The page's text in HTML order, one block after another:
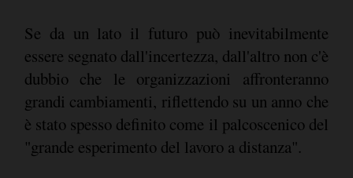
Se da un lato il futuro può inevitabilmente
essere segnato dall'incertezza, dall'altro non c'è
dubbio che le organizzazioni affronteranno
grandi cambiamenti, riflettendo su un anno che
è stato spesso definito come il palcoscenico del
"grande esperimento del lavoro a distanza".